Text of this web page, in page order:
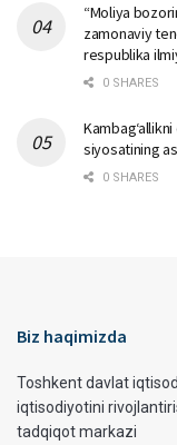
“Moliya
zamonaviy
respublika
0 SHARES
siyosatining
0 SHARES
Biz haqimizda
Toshkent davlat
iqtisodiyotini
tadqiqot markazi